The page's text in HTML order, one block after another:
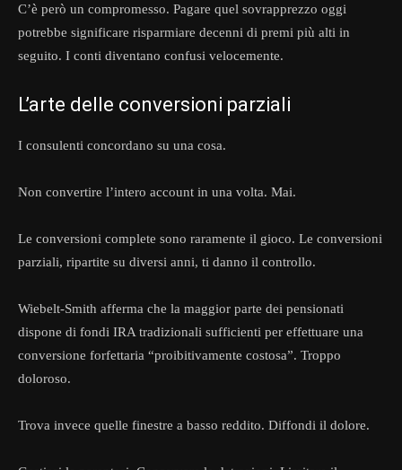
C’è però un compromesso. Pagare quel sovrapprezzo oggi
potrebbe significare risparmiare decenni di premi più alti in
seguito. I conti diventano confusi velocemente.
L’arte delle conversioni parziali
I consulenti concordano su una cosa.
Non convertire l’intero account in una volta. Mai.
Le conversioni complete sono raramente il gioco. Le conversioni
parziali, ripartite su diversi anni, ti danno il controllo.
Wiebelt-Smith afferma che la maggior parte dei pensionati
dispone di fondi IRA tradizionali sufficienti per effettuare una
conversione forfettaria “proibitivamente costosa”. Troppo
doloroso.
Trova invece quelle finestre a basso reddito. Diffondi il dolore.